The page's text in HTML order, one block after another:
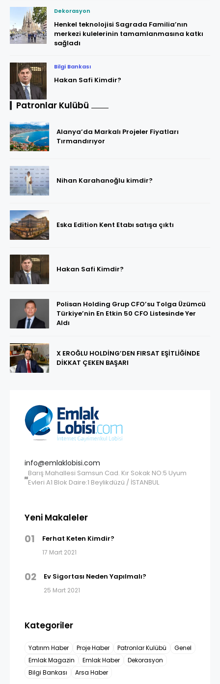
Dekorasyon
Henkel teknolojisi Sagrada Familia’nın
merkezi kulelerinin tamamlanmasına katkı
sağladı
Bilgi Bankası
Hakan Safi Kimdir?
Patronlar Kulübü
Alanya’da Markalı Projeler Fiyatları
Tırmandırıyor
Nihan Karahanoğlu kimdir?
Eska Edition Kent Etabı satışa çıktı
Hakan Safi Kimdir?
Polisan Holding Grup CFO’su Tolga Üzümcü
Türkiye’nin En Etkin 50 CFO Listesinde Yer
Aldı
X EROĞLU HOLDİNG’DEN FIRSAT EŞİTLİĞİNDE
DİKKAT ÇEKEN BAŞARI
info@emlaklobisi.com
Barış Mahallesi Samsun Cad. Kır Sokak NO:5 Uyum
Evleri A1 Blok Daire:1 Beylikdüzü / İSTANBUL
Yeni Makaleler
01 Ferhat Keten Kimdir?
17 Mart 2021
02 Ev Sigortası Neden Yapılmalı?
25 Mart 2021
Kategoriler
Yatırım Haber Proje Haber Patronlar Kulübü
Genel
Emlak Magazin
Emlak Haber
Dekorasyon
Bilgi Bankası
Arsa Haber